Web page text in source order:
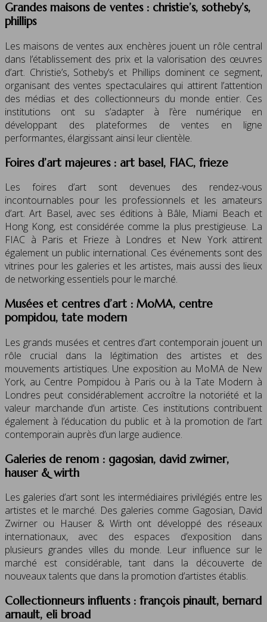
Grandes maisons de ventes : christie’s, sotheby’s,
phillips
Les maisons de ventes aux enchères jouent un rôle central
dans l’établissement des prix et la valorisation des œuvres
d’art. Christie’s, Sotheby’s et Phillips dominent ce segment,
organisant des ventes spectaculaires qui attirent l’attention
des médias et des collectionneurs du monde entier. Ces
institutions ont su s’adapter à l’ère numérique en
développant des plateformes de ventes en ligne
performantes, élargissant ainsi leur clientèle.
Foires d’art majeures : art basel, FIAC, frieze
Les foires d’art sont devenues des rendez-vous
incontournables pour les professionnels et les amateurs
d’art. Art Basel, avec ses éditions à Bâle, Miami Beach et
Hong Kong, est considérée comme la plus prestigieuse. La
FIAC à Paris et Frieze à Londres et New York attirent
également un public international. Ces événements sont des
vitrines pour les galeries et les artistes, mais aussi des lieux
de networking essentiels pour le marché.
Musées et centres d’art : MoMA, centre
pompidou, tate modern
Les grands musées et centres d’art contemporain jouent un
rôle crucial dans la légitimation des artistes et des
mouvements artistiques. Une exposition au MoMA de New
York, au Centre Pompidou à Paris ou à la Tate Modern à
Londres peut considérablement accroître la notoriété et la
valeur marchande d’un artiste. Ces institutions contribuent
également à l’éducation du public et à la promotion de l’art
contemporain auprès d’un large audience.
Galeries de renom : gagosian, david zwirner,
hauser & wirth
Les galeries d’art sont les intermédiaires privilégiés entre les
artistes et le marché. Des galeries comme Gagosian, David
Zwirner ou Hauser & Wirth ont développé des réseaux
internationaux, avec des espaces d’exposition dans
plusieurs grandes villes du monde. Leur influence sur le
marché est considérable, tant dans la découverte de
nouveaux talents que dans la promotion d’artistes établis.
Collectionneurs influents : françois pinault, bernard
arnault, eli broad